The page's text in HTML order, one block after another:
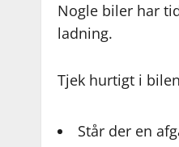
Nogle biler har
ladning.
Tjek hurtigt i
Står der en